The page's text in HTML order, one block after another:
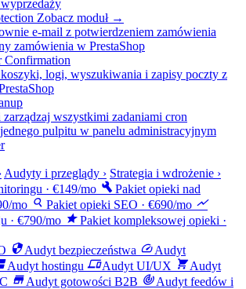
Zobacz moduł →
Confirmation
Audyty i przeglądy › Strategia i wdrożenie ›
· €149/mo build Pakiet opieki nad
mo search Pakiet opieki SEO · €690/mo show_chart
· €790/mo starPakiet kompleksowej opieki ·
securityAudyt bezpieczeństwa speedAudyt
Audyt hostingu devicesAudyt UI/UX shopping_cartAudyt
storeAudyt gotowości B2B track_changesAudyt feedów i